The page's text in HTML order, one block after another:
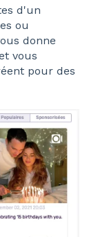
d'un
ou
donne
vous
pour des